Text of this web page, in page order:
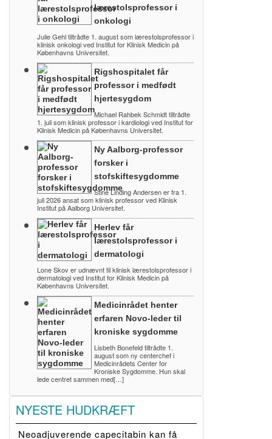
lærestolsprofessor i
onkologi
Julie Gehl tiltrådte 1. august som lærestolsprofessor i
klinisk onkologi ved Institut for Klinisk Medicin på
Københavns Universitet.
Rigshospitalet får
professor i medfødt
hjertesygdom
Michael Rahbek Schmidt tiltrådte
1. juli som klinisk professor i kardiologi ved Institut for
Klinisk Medicin på Københavns Universitet.
Ny Aalborg-professor
forsker i
stofskiftesygdomme
Stine Linding Andersen er fra 1.
juli 2026 ansat som klinisk professor ved Klinisk
Institut på Aalborg Universitet.
Herlev får
lærestolsprofessor i
dermatologi
Lone Skov er udnævnt til klinisk lærestolsprofessor i
dermatologi ved Institut for Klinisk Medicin på
Københavns Universitet.
Medicinrådet henter
erfaren Novo-leder til
kroniske sygdomme
Lisbeth Bonefeld tiltrådte 1.
august som ny centerchef i
Medicinrådets Center for
Kroniske Sygdomme. Hun skal
lede centret sammen med[…]
NYESTE HUDKRÆFT
Neoadjuverende capecitabin kan få